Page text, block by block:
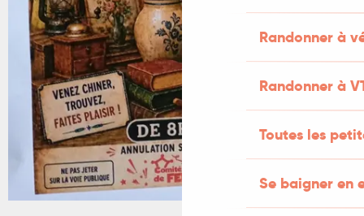
Randonner à
Randonner à
Toutes les
Se baigner en